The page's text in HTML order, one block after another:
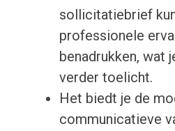
sollicitatiebrief
professionele
benadrukken, wat
verder toelicht.
Het biedt je de
communicatieve